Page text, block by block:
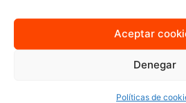
Aceptar
Denegar
Políticas de
Quiero más